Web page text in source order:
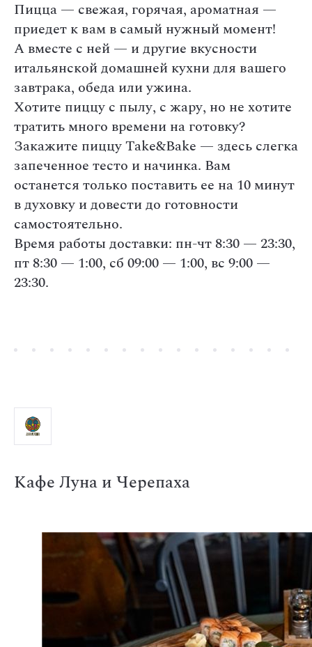
Пицца — свежая, горячая, ароматная —
приедет к вам в самый нужный момент!
А вместе с ней — и другие вкусности
итальянской домашней кухни для вашего
завтрака, обеда или ужина.
Хотите пиццу с пылу, с жару, но не хотите
тратить много времени на готовку?
Закажите пиццу Take&Bake — здесь слегка
запеченное тесто и начинка. Вам
останется только поставить ее на 10 минут
в духовку и довести до готовности
самостоятельно.
Время работы доставки: пн-чт 8:30 — 23:30,
пт 8:30 — 1:00, сб 09:00 — 1:00, вс 9:00 —
23:30.
Кафе Луна и Черепаха